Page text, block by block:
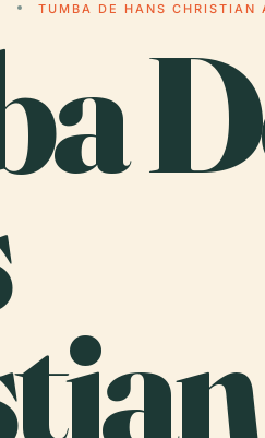
TUMBA DE HANS CHRISTIAN